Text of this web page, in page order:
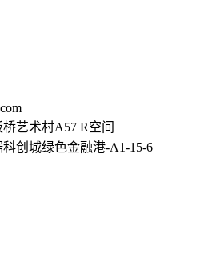
艺术村A57 R空间
创城绿色金融港-A1-15-6